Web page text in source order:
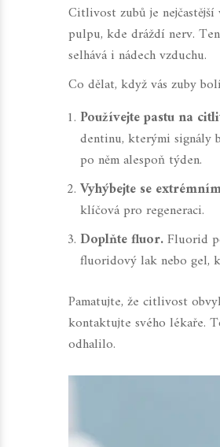
Citlivost zubů je
pulpu, kde dráždí nerv.
selhává i nádech vzduchu.
Co dělat, když vás zuby
Používejte pastu na
dentinu, kterými signály
po něm alespoň týden.
Vyhýbejte se
klíčová pro regeneraci.
Doplňte fluor.Fluorid
fluoridový lak nebo gel,
Pamatujte, že citlivost
kontaktujte svého lékaře.
odhalilo.